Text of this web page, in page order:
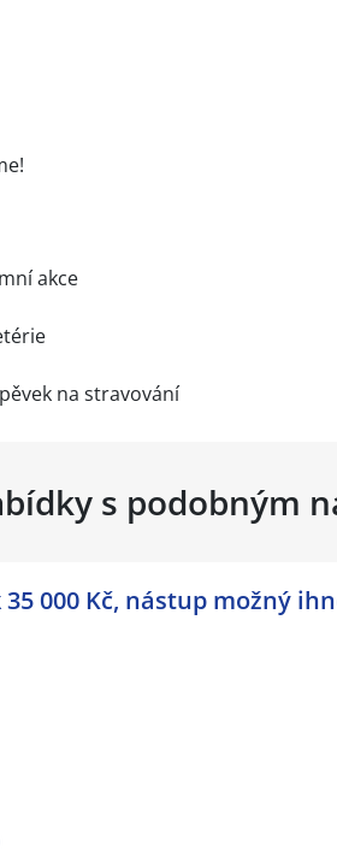
akce
na stravování
s podobným
000 Kč, nástup možný